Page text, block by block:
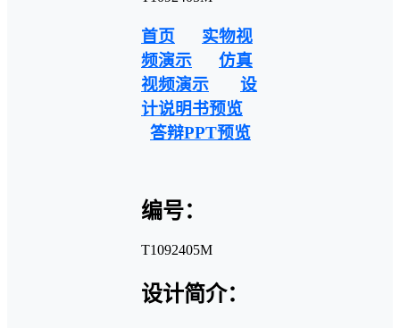
首页
实物视
频演示
仿真
视频演示
设
计说明书预览
答辩PPT预览
编号：
T1092405M
设计简介：